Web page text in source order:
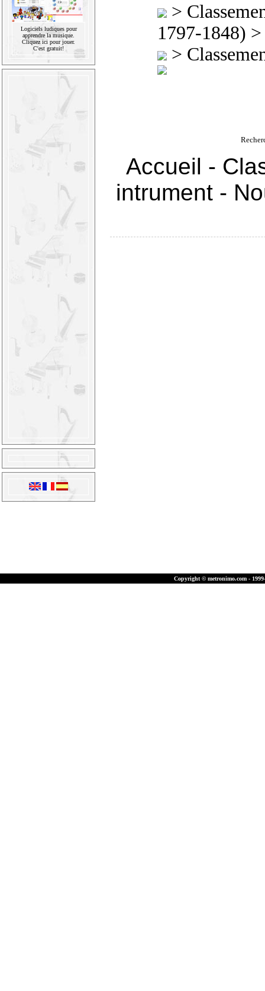
Logiciels ludiques pour
apprendre la musique.
Cliquez ici pour jouer.
C'est gratuit!
>
1797-1848)
>
Accueil -
intrument-
Copyright © metronimo.com -